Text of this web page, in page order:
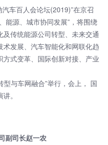
车百人会论坛(2019)”在京召
能源、城市协同发展”，将围绕
传统能源公司转型、未来交通
发展、汽车智能化和网联化趋
式变革、国际创新对接、产业
与车网融合”举行，会上， 国
。
副司长赵一农